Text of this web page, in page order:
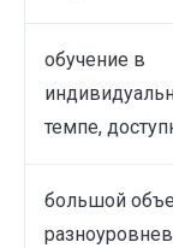
обучение в
темпе,
большой